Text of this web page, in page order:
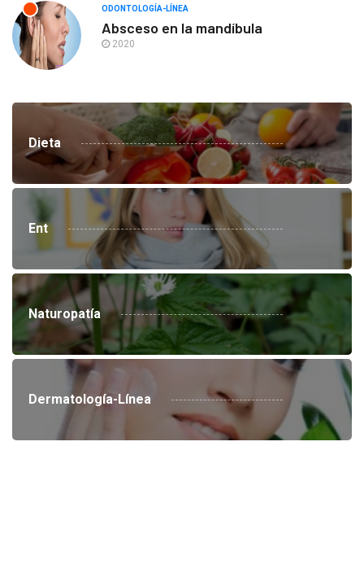
ODONTOLOGÍA-LÍNEA
Absceso en la mandíbula
2020
Dieta
Ent
Naturopatía
Dermatología-Línea